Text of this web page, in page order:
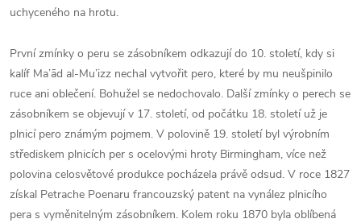
uchyceného na hrotu.
První zmínky o peru se zásobníkem odkazují do 10. století, kdy si
kalíf Ma’ād al-Mu’izz nechal vytvořit pero, které by mu neušpinilo
ruce ani oblečení. Bohužel se nedochovalo. Další zmínky o perech se
zásobníkem se objevují v 17. století, od počátku 18. století už je
plnicí pero známým pojmem. V polovině 19. století byl výrobním
střediskem plnicích per s ocelovými hroty Birmingham, více než
polovina celosvětové produkce pocházela právě odsud. V roce 1827
získal Petrache Poenaru francouzský patent na vynález plnicího
pera s vyměnitelným zásobníkem. Kolem roku 1870 byla oblíbená